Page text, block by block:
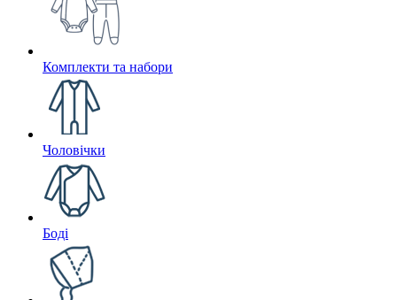
Комплекти та набори
Чоловічки
Боді